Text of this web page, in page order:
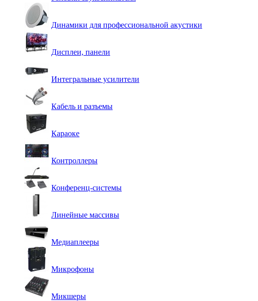
Динамики для профессиональной акустики
Дисплеи, панели
Интегральные усилители
Кабель и разъемы
Караоке
Контроллеры
Конференц-системы
Линейные массивы
Медиаплееры
Микрофоны
Микшеры